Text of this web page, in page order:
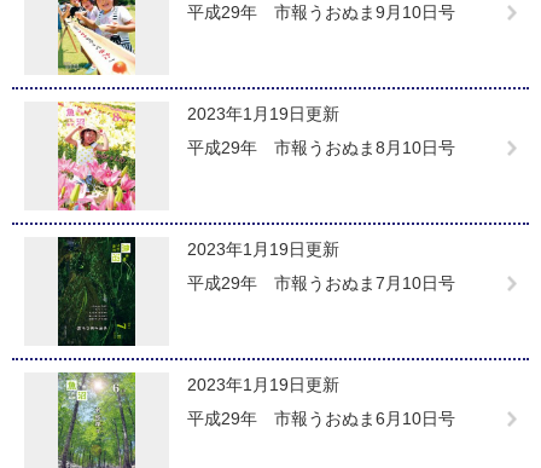
平成29年 市報うおぬま9月10日号
2023年1月19日更新
平成29年 市報うおぬま8月10日号
2023年1月19日更新
平成29年 市報うおぬま7月10日号
2023年1月19日更新
平成29年 市報うおぬま6月10日号